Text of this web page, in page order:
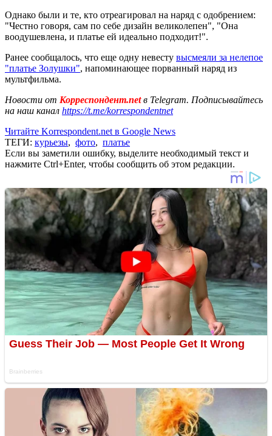
Однако были и те, кто отреагировал на наряд с одобрением:
"Честно говоря, сам по себе дизайн великолепен", "Она
воодушевлена, и платье ей идеально подходит!".
Ранее сообщалось, что еще одну невесту высмеяли за нелепое
"платье Золушки", напоминающее порванный наряд из
мультфильма.
Новости от Корреспондент.netв Telegram. Подписывайтесь
на наш канал https://t.me/korrespondentnet
Читайте Korrespondent.net в Google News
ТЕГИ: курьезы, фото, платье
Если вы заметили ошибку, выделите необходимый текст и
нажмите Ctrl+Enter, чтобы сообщить об этом редакции.